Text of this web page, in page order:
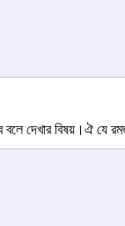
দেখার বিষয়।ঐ যে